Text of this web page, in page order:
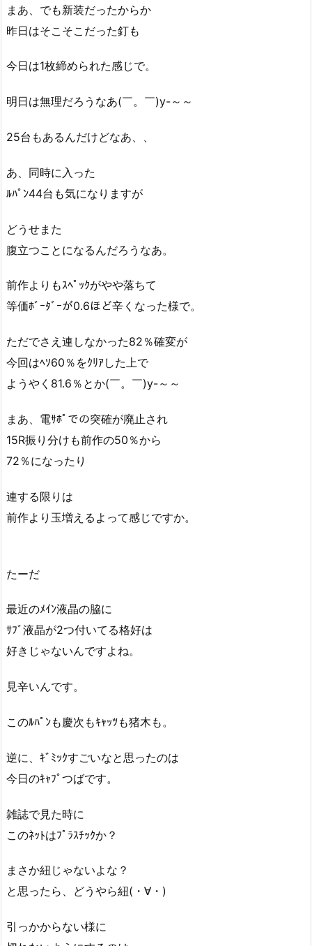
まあ、でも新装だったからか
昨日はそこそこだった釘も
今日は1枚締められた感じで。
明日は無理だろうなあ(￣。￣)y-～～
25台もあるんだけどなあ、、
あ、同時に入った
ﾙﾊﾟﾝ44台も気になりますが
どうせまた
腹立つことになるんだろうなあ。
前作よりもｽﾍﾟｯｸがやや落ちて
等価ﾎﾞｰﾀﾞｰが0.6ほど辛くなった様で。
ただでさえ連しなかった82％確変が
今回はﾍｿ60％をｸﾘｱした上で
ようやく81.6％とか(￣。￣)y-～～
まあ、電ｻﾎﾟでの突確が廃止され
15R振り分けも前作の50％から
72％になったり
連する限りは
前作より玉増えるよって感じですか。
たーだ
最近のﾒｲﾝ液晶の脇に
ｻﾌﾞ液晶が2つ付いてる格好は
好きじゃないんですよね。
見辛いんです。
このﾙﾊﾟﾝも慶次もｷｬｯﾂも猪木も。
逆に、ｷﾞﾐｯｸすごいなと思ったのは
今日のｷｬﾌﾟつばです。
雑誌で見た時に
このﾈｯﾄはﾌﾟﾗｽﾁｯｸか？
まさか紐じゃないよな？
と思ったら、どうやら紐(・∀・)
引っかからない様に